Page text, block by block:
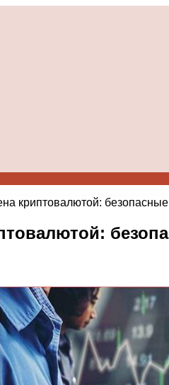
криптовалютой: